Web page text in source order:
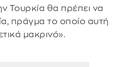
Τουρκία θα πρέπει να
πράγμα το οποίο αυτή
μακρινό».